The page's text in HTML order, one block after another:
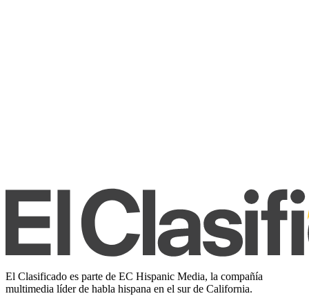
El Clasificado es parte de EC Hispanic Media, la compañía
multimedia líder de habla hispana en el sur de California.